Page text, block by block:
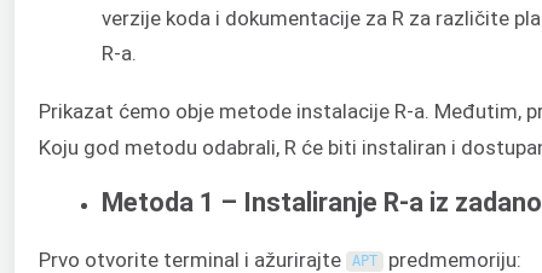
verzije koda i dokumentacije za R za različite
R-a.
Prikazat ćemo obje metode instalacije R-a. Međutim,
Koju god metodu odabrali, R će biti instaliran i
Metoda 1 – Instaliranje R-a iz
Prvo otvorite terminal i ažurirajte APT predmemoriju: